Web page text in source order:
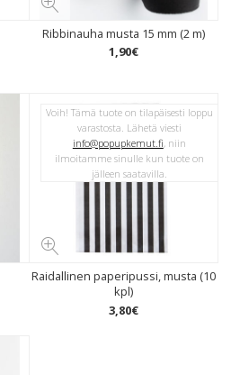
Ribbinauha musta 15 mm (2 m)
1,90€
Raidallinen paperipussi, musta (10
kpl)
3,80€
Voih! Tämä tuote on tilapäisesti loppu
varastosta. Lähetä viesti
info@popupkemut.fi, niin
ilmoitamme sinulle kun tuote on
jälleen saatavilla.